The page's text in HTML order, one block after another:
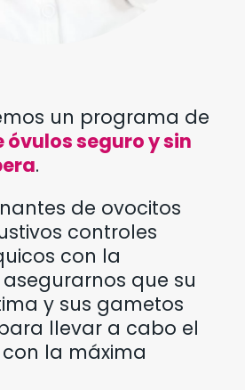
un programa de
seguro y sin
.
de ovocitos
controles
con la
que su
y sus gametos
llevar a cabo el
la máxima